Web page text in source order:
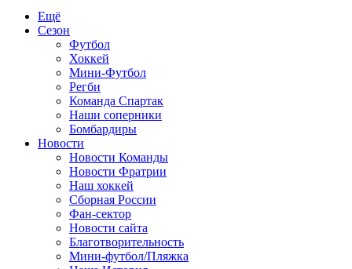
Ещё
Сезон
Футбол
Хоккей
Мини-Футбол
Регби
Команда Спартак
Наши соперники
Бомбардиры
Новости
Новости Команды
Новости Фратрии
Наш хоккей
Сборная России
Фан-cектор
Новости сайта
Благотворительность
Мини-футбол/Пляжка